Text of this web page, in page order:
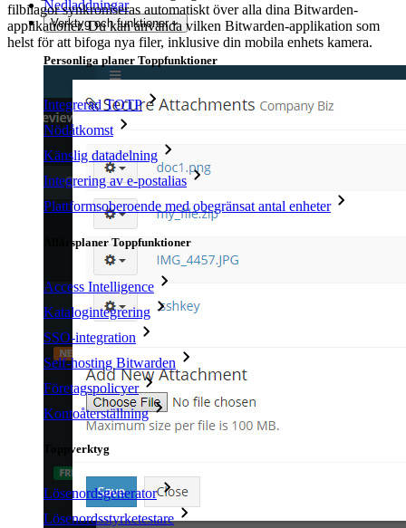
Nedladdningar
Verktyg och funktioner
Personliga planer Toppfunktioner
Integrerad TOTP
Nödåtkomst
Känslig datadelning
Integrering av e-postalias
Plattformsoberoende med obegränsat antal enheter
Affärsplaner Toppfunktioner
Access Intelligence
Katalogintegrering
SSO-integration
Self-hosting Bitwarden
Företagspolicyer
Kontoåterställning
Toppverktyg
Lösenordsgenerator
Lösenordsstyrketestare
filbilagor synkroniseras automatiskt över alla dina Bitwarden-
applikationer. Du kan använda vilken Bitwarden-applikation som
helst för att bifoga nya filer, inklusive din mobila enhets kamera.